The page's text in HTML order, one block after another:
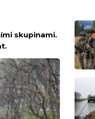
skupinami.